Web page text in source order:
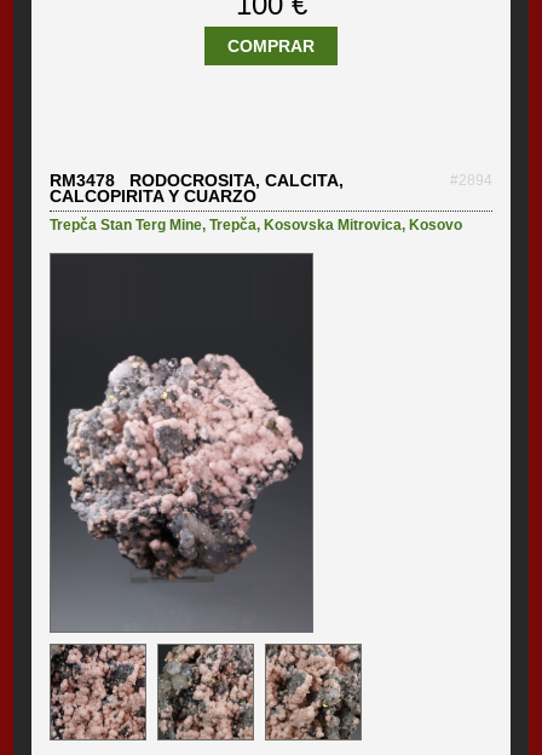
COMPRAR
RM3478 RODOCROSITA, CALCITA,
CALCOPIRITA Y CUARZO
#2894
Trepča Stan Terg Mine,Trepča, Kosovska Mitrovica, Kosovo